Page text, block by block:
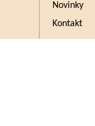
Novinky
Kontakt